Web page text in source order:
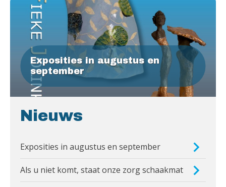
Exposities in augustus en
september
Nieuws
Exposities in augustus en september
Als u niet komt, staat onze zorg schaakmat